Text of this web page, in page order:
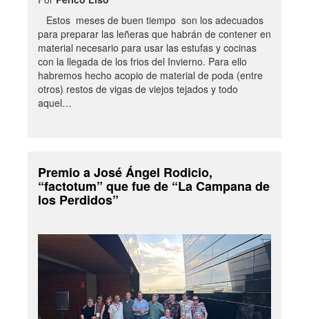
Estos meses de buen tiempo son los adecuados
para preparar las leñeras que habrán de contener en
material necesario para usar las estufas y cocinas
con la llegada de los frios del Invierno. Para ello
habremos hecho acopio de material de poda (entre
otros) restos de vigas de viejos tejados y todo
aquel…
Premio a José Ángel Rodicio,
“factotum” que fue de “La Campana de
los Perdidos”